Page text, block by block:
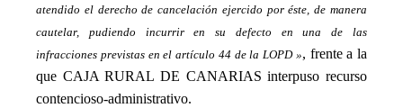
atendido el derecho de cancelación ejercido por éste, de manera
cautelar, pudiendo incurrir en su defecto en una de las
infracciones previstas en el artículo 44 de la LOPD », frente a la
que CAJA RURAL DE CANARIAS interpuso recurso
contencioso-administrativo.